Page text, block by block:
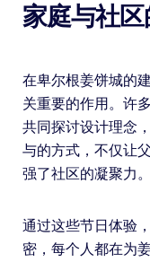
家庭与社
在卑尔根姜饼城的
关重要的作用。许
共同探讨设计理念
与的方式，不仅让
强了社区的凝聚力。
通过这些节日体验
密，每个人都在为